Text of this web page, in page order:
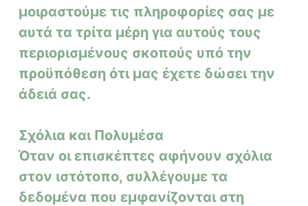
μοιραστούμε τις πληροφορίες σας με
αυτά τα τρίτα μέρη για αυτούς τους
περιορισμένους σκοπούς υπό την
προϋπόθεση ότι μας έχετε δώσει την
άδειά σας.
Σχόλια και Πολυμέσα
Όταν οι επισκέπτες αφήνουν σχόλια
στον ιστότοπο, συλλέγουμε τα
δεδομένα που εμφανίζονται στη